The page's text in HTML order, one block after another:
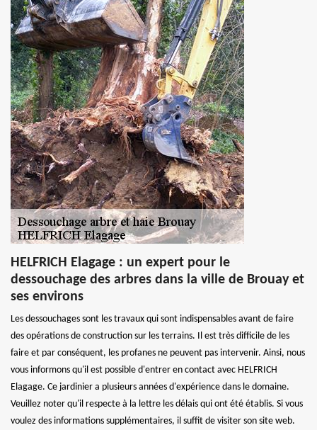
HELFRICH Elagage : un expert pour le
dessouchage des arbres dans la ville de Brouay et
ses environs
Les dessouchages sont les travaux qui sont indispensables avant de faire
des opérations de construction sur les terrains. Il est très difficile de les
faire et par conséquent, les profanes ne peuvent pas intervenir. Ainsi, nous
vous informons qu'il est possible d'entrer en contact avec HELFRICH
Elagage. Ce jardinier a plusieurs années d'expérience dans le domaine.
Veuillez noter qu'il respecte à la lettre les délais qui ont été établis. Si vous
voulez des informations supplémentaires, il suffit de visiter son site web.